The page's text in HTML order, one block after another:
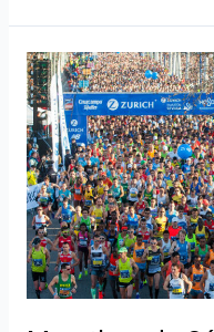
Marathon
de
Séville
:
favoris,
horaires
et
parcours
clés